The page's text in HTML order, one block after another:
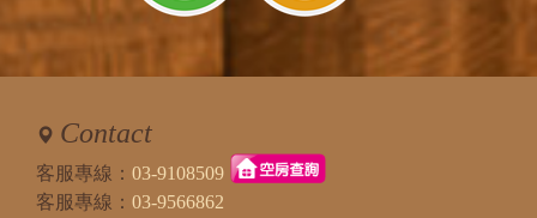
Contact
客服專線： 03-9108509
客服專線： 03-9566862